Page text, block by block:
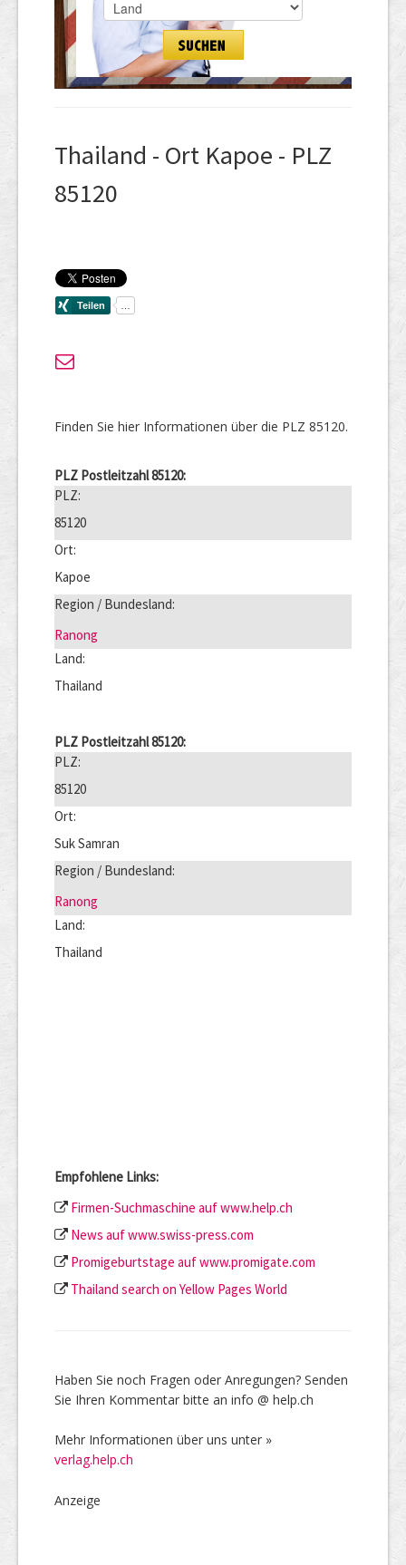
Thailand - Ort Kapoe - PLZ
85120
Finden Sie hier Informationen über die PLZ 85120.
PLZ Postleitzahl 85120:
PLZ:
85120
Ort:
Kapoe
Region / Bundesland:
Ranong
Land:
Thailand
PLZ Postleitzahl 85120:
PLZ:
85120
Ort:
Suk Samran
Region / Bundesland:
Ranong
Land:
Thailand
Empfohlene Links:
Firmen-Suchmaschine auf www.help.ch
News auf www.swiss-press.com
Promigeburtstage auf www.promigate.com
Thailand search on Yellow Pages World
Haben Sie noch Fragen oder Anregungen? Senden
Sie Ihren Kommentar bitte an info @ help.ch
Mehr Informationen über uns unter »
verlag.help.ch
Anzeige